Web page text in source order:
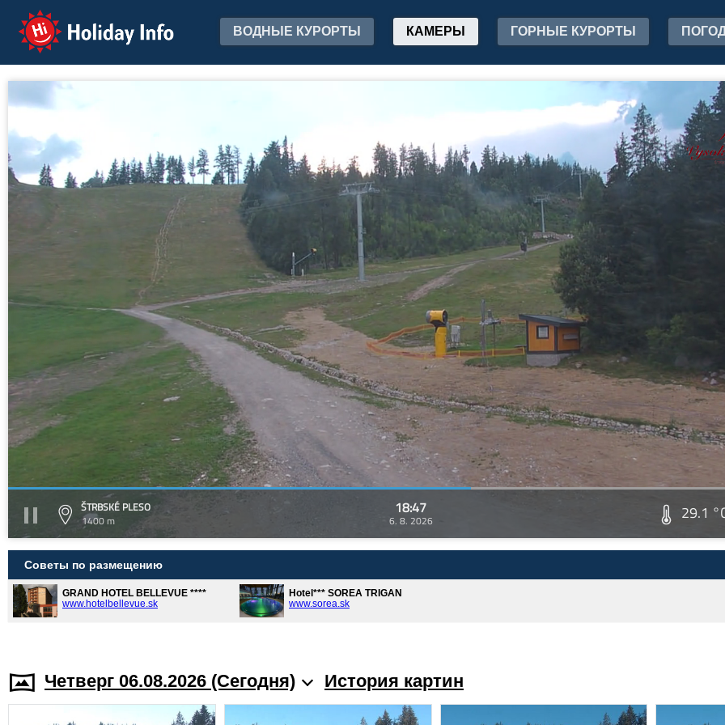
Holiday Info ВОДНЫЕ КУРОРТЫ КАМЕРЫ ГОРНЫЕ КУРОРТЫ
ŠTRBSKÉ PLESO
1400 m
18:47
6. 8. 2026 29.1
Советы по размещению
GRAND HOTEL BELLEVUE ****
www.hotelbellevue.sk
Hotel*** SOREA TRIGAN
www.sorea.sk
Четверг 06.08.2026 (Cегодня) История картин